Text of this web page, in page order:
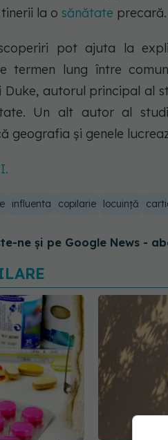
la o sănătate precară.
pot ajuta la
termen lung între
Duke, autorul principal al
Un alt autor al
geografia și genele
influenta copilarie locuință
ne și pe Google News -